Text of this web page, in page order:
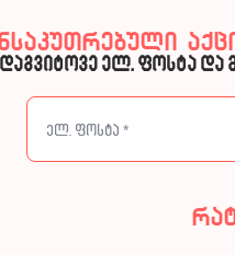
დაგვიტოვე ელ. ფოსტა და